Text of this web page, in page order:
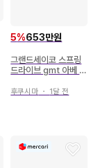
5%653만원
그랜드세이코 스프링
드라이브 gmt 아베 히
후쿠시마 ・ 1달 전